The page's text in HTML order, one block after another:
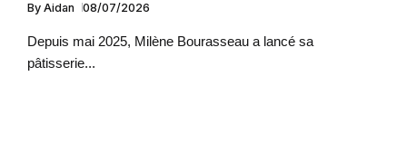
By Aidan 08/07/2026
Depuis mai 2025, Milène Bourasseau a lancé sa
pâtisserie...